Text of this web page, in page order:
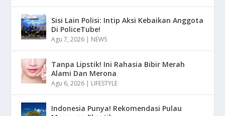
Sisi Lain Polisi: Intip Aksi Kebaikan Anggota
Di PoliceTube!
Agu 7, 2026 | NEWS
Tanpa Lipstik! Ini Rahasia Bibir Merah
Alami Dan Merona
Agu 6, 2026 | LIFESTYLE
Indonesia Punya! Rekomendasi Pulau